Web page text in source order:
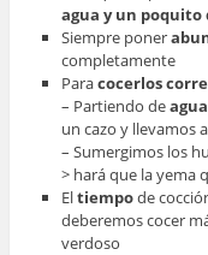
agua y un poquito
Siempre poner
completamente
Paracocerlos
– Partiendo de
un cazo y llevamos
– Sumergimos los
> hará que la yema
Eltiempode
deberemos cocer
verdoso